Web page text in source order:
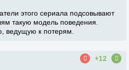
этого сериала подсовывают
такую модель поведения.
ведущую к потерям.
+12